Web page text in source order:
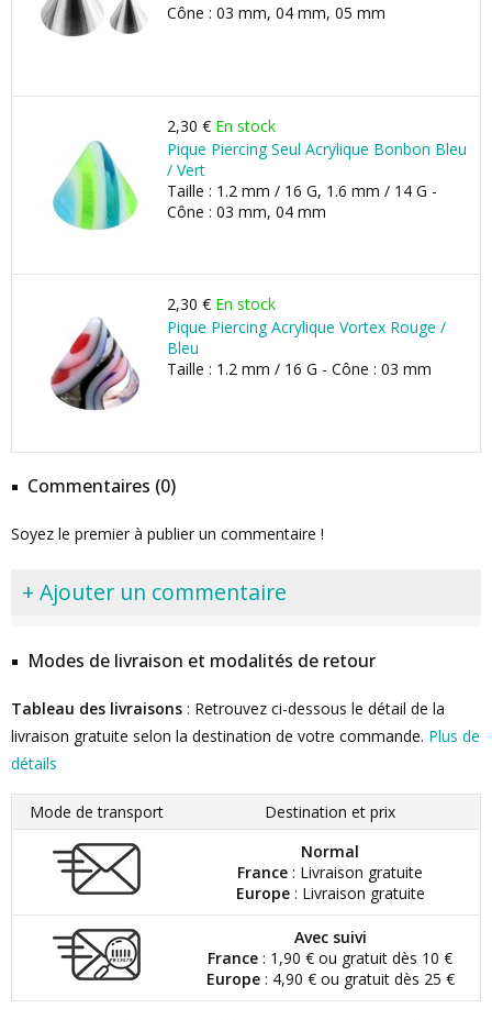
Cône : 03 mm, 04 mm, 05 mm
2,30 € En stock
Pique Piercing Seul Acrylique Bonbon Bleu
/ Vert
Taille : 1.2 mm / 16 G, 1.6 mm / 14 G -
Cône : 03 mm, 04 mm
2,30 € En stock
Pique Piercing Acrylique Vortex Rouge /
Bleu
Taille : 1.2 mm / 16 G - Cône : 03 mm
Commentaires (0)
Soyez le premier à publier un commentaire !
+ Ajouter un commentaire
Modes de livraison et modalités de retour
Tableau des livraisons : Retrouvez ci-dessous le détail de la
livraison gratuite selon la destination de votre commande. Plus de
détails
Mode de transport
Destination et prix
Normal
France : Livraison gratuite
Europe: Livraison gratuite
Avec suivi
France : 1,90 € ou gratuit dès 10 €
Europe: 4,90 € ou gratuit dès 25 €